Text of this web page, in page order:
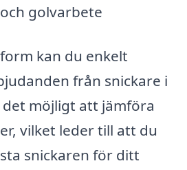
golvarbete
kan du enkelt
från snickare i
möjligt att jämföra
vilket leder till att du
snickaren för ditt